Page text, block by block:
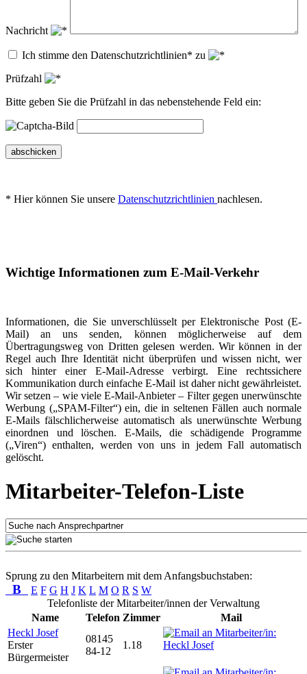
Nachricht
Ich stimme den Datenschutzrichtlinien* zu
Prüfzahl
Bitte geben Sie die Prüfzahl in das nebenstehende Feld ein:
abschicken
* Hier können Sie unsere Datenschutzrichtlinien nachlesen.
Wichtige Informationen zum E-Mail-Verkehr
Informationen, die Sie unverschlüsselt per Elektronische Post (E-
Mail) an uns senden, können möglicherweise auf dem
Übertragungsweg von Dritten gelesen werden. Wir können in der
Regel auch Ihre Identität nicht überprüfen und wissen nicht, wer
sich hinter einer E-Mail-Adresse verbirgt. Eine rechtssichere
Kommunikation durch einfache E-Mail ist daher nicht gewährleistet.
Wir setzen – wie viele E-Mail-Anbieter – Filter gegen unerwünschte
Werbung („SPAM-Filter“) ein, die in seltenen Fällen auch normale
E-Mails fälschlicherweise automatisch als unerwünschte Werbung
einordnen und löschen. E-Mails, die schädigende Programme
(„Viren“) enthalten, werden von uns in jedem Fall automatisch
gelöscht.
Mitarbeiter-Telefon-Liste
Sprung zu den Mitarbeitern mit dem Anfangsbuchstaben:
B E F G H J K L M O R S W
Telefonliste der Mitarbeiter/innen der Verwaltung
Name
Telefon Zimmer
Mail
Heckl Josef
Erster
Bürgermeister
08145
84-12
1.18